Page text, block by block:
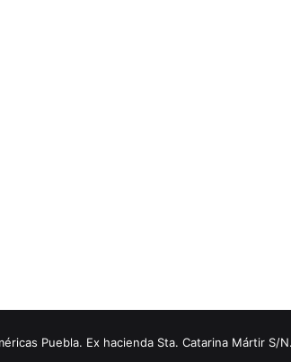
Puebla. Ex hacienda Sta. Catarina Mártir S/